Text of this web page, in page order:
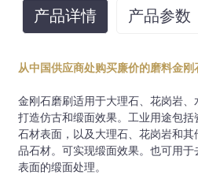
产品详情 产品参数
从中国供应商处购买廉价的磨料金刚
金刚石磨刷适用于大理石、花岗岩、
打造仿古和缎面效果。工业用途包
石材表面，以及大理石、花岗岩和
品石材。可实现缎面效果。也可用
表面的缎面处理。
法兰克福 L100
24-36-46-
180-
菲克特 L140
24-36-
180-